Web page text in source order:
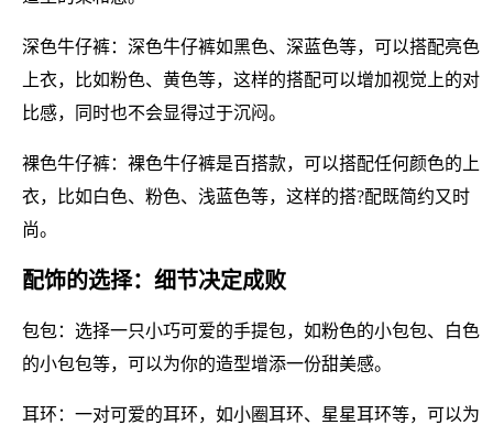
深色牛仔裤：深色牛仔裤如黑色、深蓝色等，可以搭配亮色
上衣，比如粉色、黄色等，这样的搭配可以增加视觉上的对
比感，同时也不会显得过于沉闷。
裸色牛仔裤：裸色牛仔裤是百搭款，可以搭配任何颜色的上
衣，比如白色、粉色、浅蓝色等，这样的搭?配既简约又时
尚。
配饰的选择：细节决定成败
包包：选择一只小巧可爱的手提包，如粉色的小包包、白色
的小包包等，可以为你的造型增添一份甜美感。
耳环：一对可爱的耳环，如小圈耳环、星星耳环等，可以为